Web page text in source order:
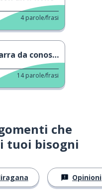
4 parole/frasi
da conoscere
14 parole/frasi
che
tuoi bisogni
Opinioni